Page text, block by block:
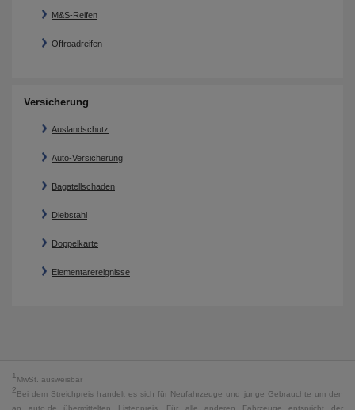
M&S-Reifen
Offroadreifen
Versicherung
Auslandschutz
Auto-Versicherung
Bagatellschaden
Diebstahl
Doppelkarte
Elementarereignisse
1 MwSt. ausweisbar
2Bei dem Streichpreis handelt es sich für Neufahrzeuge und junge Gebrauchte um den
an auto.de übermittelten Listenpreis. Für alle anderen Fahrzeuge entspricht der